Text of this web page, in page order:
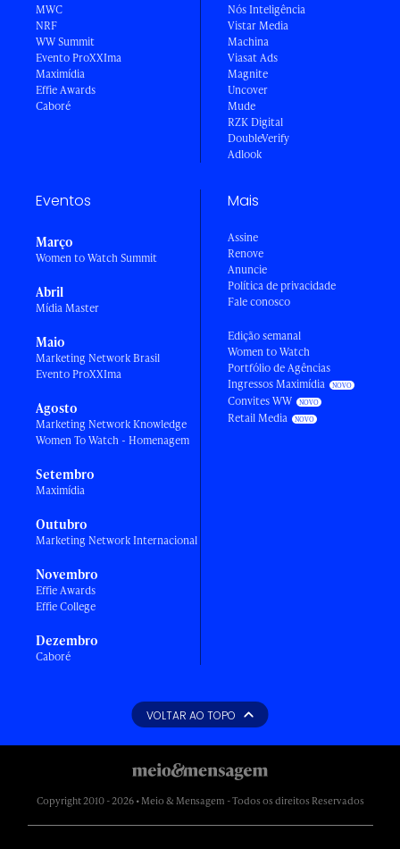
MWC
NRF
WW Summit
Evento ProXXIma
Maximídia
Effie Awards
Caboré
Nós Inteligência
Vistar Media
Machina
Viasat Ads
Magnite
Uncover
Mude
RZK Digital
DoubleVerify
Adlook
Eventos
Março
Women to Watch Summit
Abril
Mídia Master
Maio
Marketing Network Brasil
Evento ProXXIma
Agosto
Marketing Network Knowledge
Women To Watch - Homenagem
Setembro
Maximídia
Outubro
Marketing Network Internacional
Novembro
Effie Awards
Effie College
Dezembro
Caboré
Mais
Assine
Renove
Anuncie
Política de privacidade
Fale conosco
Edição semanal
Women to Watch
Portfólio de Agências
Ingressos Maximídia
Convites WW
Retail Media
VOLTAR AO TOPO
Copyright 2010 - 2026 • Meio & Mensagem - Todos os direitos Reservados